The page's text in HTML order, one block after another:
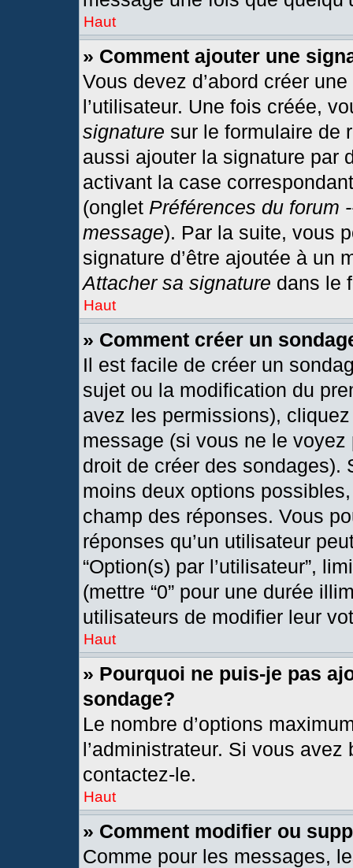
Haut
» Comment ajouter une
Vous devez d’abord créer
l’utilisateur. Une fois créée,
signature sur le formulaire de
aussi ajouter la signature par
activant la case
(onglet Préférences du forum
message). Par la suite, vous
signature d’être ajoutée à un
Attacher sa signature dans le
Haut
» Comment créer un
Il est facile de créer un
sujet ou la modification du
avez les permissions),
message (si vous ne le
droit de créer des sondages).
moins deux options
champ des réponses. Vous
réponses qu’un utilisateur
“Option(s) par l’utilisateur”,
(mettre “0” pour une durée
utilisateurs de modifier leur
Haut
» Pourquoi ne puis-je pas
sondage?
Le nombre d’options
l’administrateur. Si vous
contactez-le.
Haut
» Comment modifier ou
Comme pour les messages,